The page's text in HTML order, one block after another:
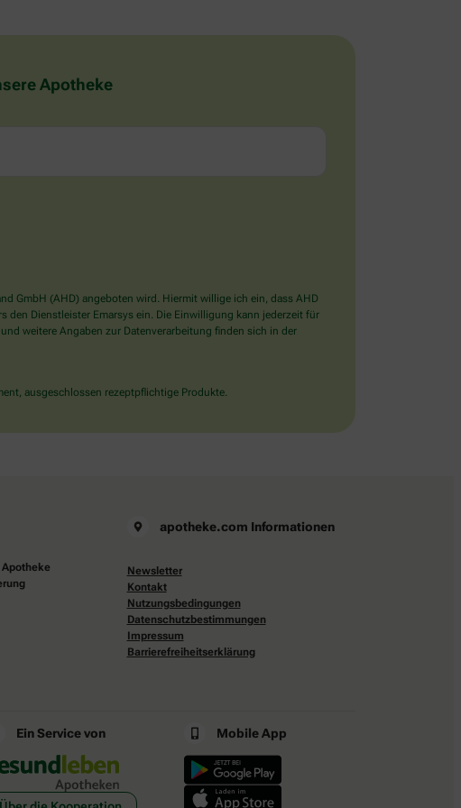
Apotheke
GmbH (AHD) angeboten wird. Hiermit willige ich ein, dass AHD
den Dienstleister Emarsys ein. Die Einwilligung kann jederzeit für
weitere Angaben zur Datenverarbeitung finden sich in der
ausgeschlossen rezeptpflichtige Produkte.
apotheke.com Informationen
Newsletter
Kontakt
Nutzungsbedingungen
Datenschutzbestimmungen
Impressum
Barrierefreiheitserklärung
Ein Service von Mobile App